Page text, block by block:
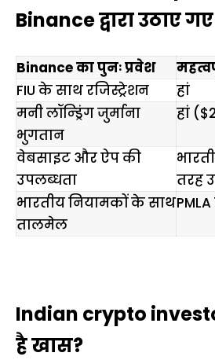
Binance द्वारा उठाए
Binance का पुनः प्रवेश
FIU के साथ रजिस्ट्रेशन
हां
मनी लॉन्ड्रिंग जुर्माना
भुगतान
हां
वेबसाइट और ऐप की
उपलब्धता
तरह
भारतीय नियामकों के साथ
तालमेल
Indian crypto
है खास?